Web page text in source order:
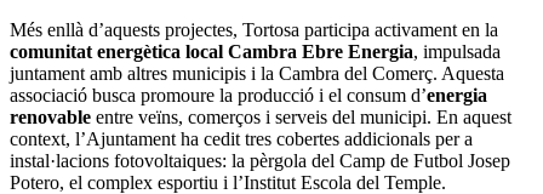
Més enllà d’aquests projectes, Tortosa participa activament en la
comunitat energètica local Cambra Ebre Energia, impulsada
juntament amb altres municipis i la Cambra del Comerç. Aquesta
associació busca promoure la producció i el consum d’energia
renovable entre veïns, comerços i serveis del municipi. En aquest
context, l’Ajuntament ha cedit tres cobertes addicionals per a
instal·lacions fotovoltaiques: la pèrgola del Camp de Futbol Josep
Potero, el complex esportiu i l’Institut Escola del Temple.